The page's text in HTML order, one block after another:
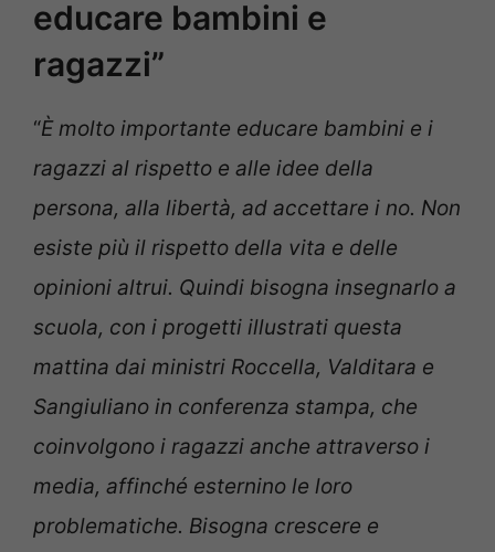
educare bambini e
ragazzi”
“È molto importante educare bambini e i
ragazzi al rispetto e alle idee della
persona, alla libertà, ad accettare i no. Non
esiste più il rispetto della vita e delle
opinioni altrui. Quindi bisogna insegnarlo a
scuola, con i progetti illustrati questa
mattina dai ministri Roccella, Valditara e
Sangiuliano in conferenza stampa, che
coinvolgono i ragazzi anche attraverso i
media, affinché esternino le loro
problematiche. Bisogna crescere e